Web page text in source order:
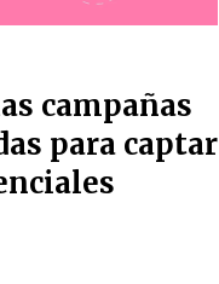
campañas
para captar